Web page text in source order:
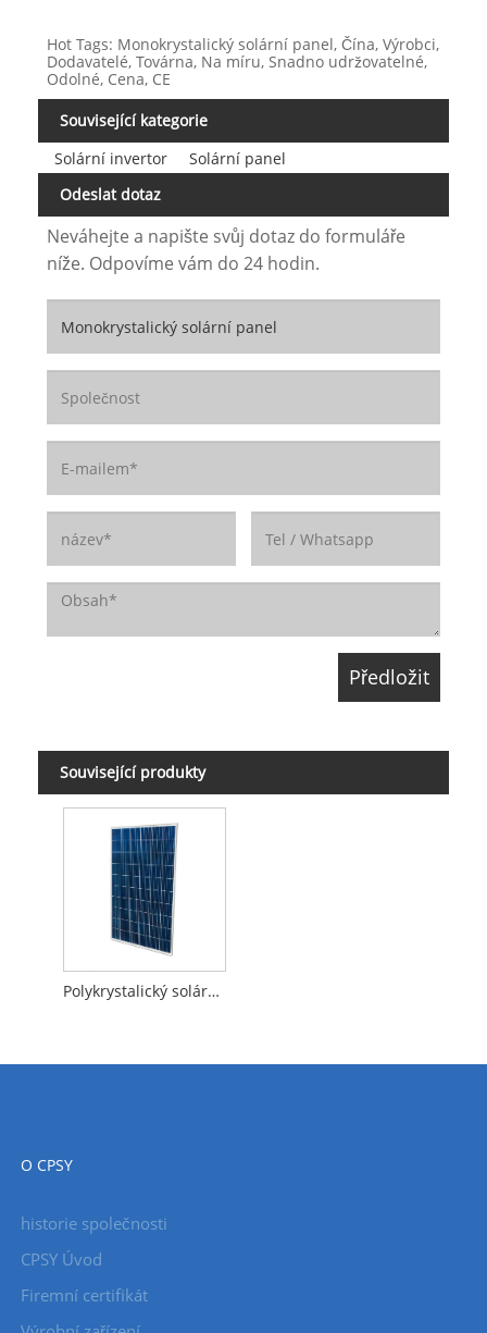
Hot Tags: Monokrystalický solární panel, Čína, Výrobci,
Dodavatelé, Továrna, Na míru, Snadno udržovatelné,
Odolné, Cena, CE
Související kategorie
Solární invertor
Solární panel
Odeslat dotaz
Neváhejte a napište svůj dotaz do formuláře
níže. Odpovíme vám do 24 hodin.
Související produkty
Polykrystalický solární panel
O CPSY
historie společnosti
CPSY Úvod
Firemní certifikát